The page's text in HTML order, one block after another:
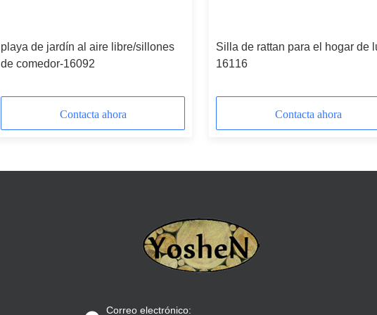
playa de jardín al aire libre/sillones
de comedor-16092
Contacta ahora
Silla de rattan para el hogar de
16116
Contacta ahora
Correo electrónico: